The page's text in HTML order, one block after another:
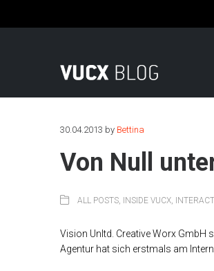
30.04.2013 by Bettina
Von Null
ALL POSTS, INSIDE VUCX,
Vision Unltd. Creative Worx GmbH
Agentur hat sich erstmals am